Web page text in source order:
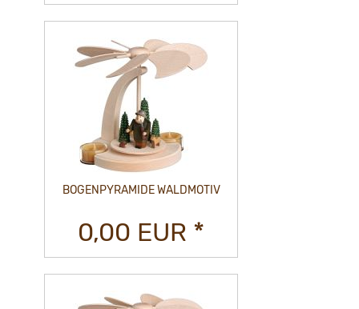
BOGENPYRAMIDE WALDMOTIV
0,00 EUR *